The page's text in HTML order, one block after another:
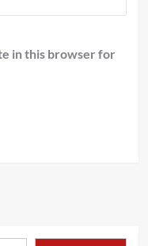
in this browser for